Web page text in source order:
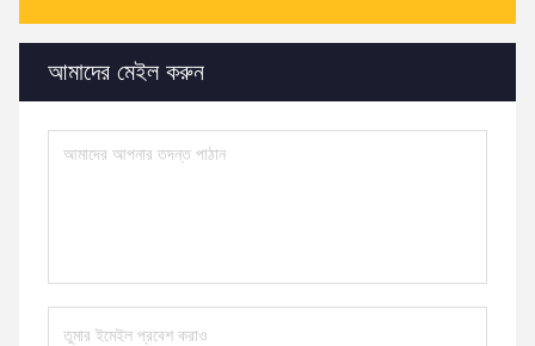
আমাদের মেইল ​​করুন